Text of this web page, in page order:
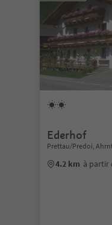
Ederhof
Prettau/Predoi,
4.2 km à partir